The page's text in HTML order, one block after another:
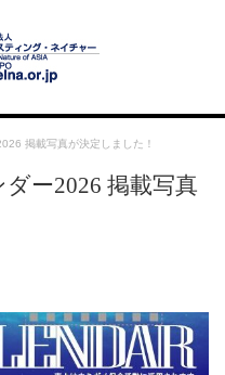
掲載写真が決定しました！
ー2026 掲載写真